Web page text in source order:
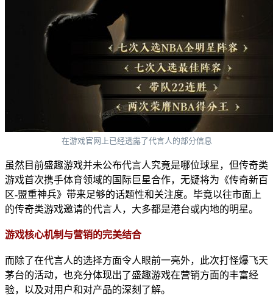
在游戏官网上已经透露了代言人的部分信息
虽然目前盛趣游戏并未公布代言人究竟是哪位球星，但传奇类
游戏首次携手体育领域的国际巨星合作，无疑将为《传奇新百
区-盟重神兵》带来足够的话题性和关注度。毕竟以往市面上
的传奇类游戏邀请的代言人，大多都是港台或内地的明星。
游戏核心机制与营销的完美结合
而除了在代言人的选择方面令人眼前一亮外，此次打怪爆飞天
茅台的活动，也充分体现出了盛趣游戏在营销方面的丰富经
验，以及对用户和对产品的深刻了解。